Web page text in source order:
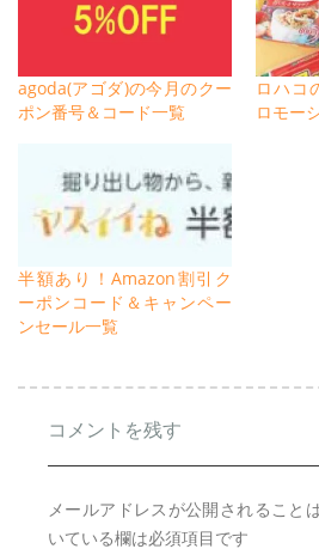
agoda(アゴダ)の今月のクー
ポン番号＆コード一覧
ロハコ
ロモー
半額あり！Amazon割引ク
ーポンコード＆キャンペー
ンセール一覧
コメントを残す
メールアドレスが公開されること
いている欄は必須項目です